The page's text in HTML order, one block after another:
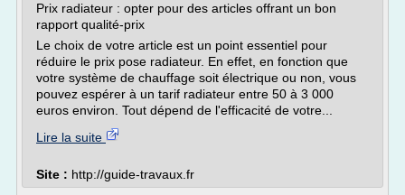
Prix radiateur : opter pour des articles offrant un bon
rapport qualité-prix
Le choix de votre article est un point essentiel pour
réduire le prix pose radiateur. En effet, en fonction que
votre système de chauffage soit électrique ou non, vous
pouvez espérer à un tarif radiateur entre 50 à 3 000
euros environ. Tout dépend de l'efficacité de votre...
Lire la suite
Site : http://guide-travaux.fr